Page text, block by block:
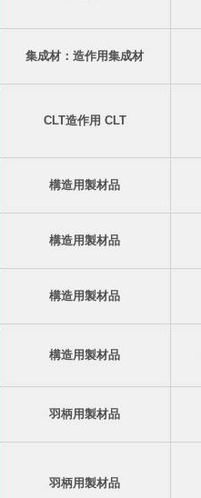
集成材：造作用集成材
CLT造作用 CLT
構造用製材品
構造用製材品
構造用製材品
構造用製材品
羽柄用製材品
羽柄用製材品